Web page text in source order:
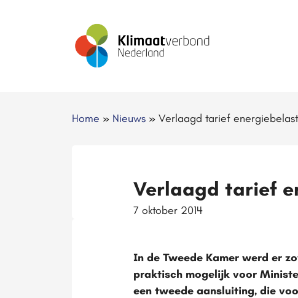
Home » Nieuws » Verlaagd tarief
Verlaagd tarief
7 oktober 2014
In de Tweede Kamer werd er
praktisch mogelijk voor
een tweede aansluiting, die